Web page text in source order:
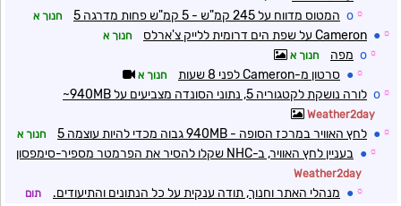
☼
o המטוס מדווח על 245 קמ"ש - 5 קמ"ש פחות מדרגה 5 חנוך א
☼
● Cameron על שפת הים דרומית ללייק צ'ארלס חנוך א
☼
o מפה חנוך א
☼
● סרטון מ-Cameron לפני 8 שעות חנוך א
☼
o לורה נושקת לקטגוריה 5, נתוני הסונדה מצביעים על 940MB~
Weather2day
☼
● לחץ האוויר במרכז הסופה - 940MB גבוה מכדי להיות עוצמה 5 חנוך א
☼
● בעניין לחץ האוויר, ב-NHC שקלו להסיר את הפרמטר מספיר-סימפסון
Weather2day
☼
● מנהלי האתר וחנוך, תודה ענקית על כל הנתונים והתיעודים. תום